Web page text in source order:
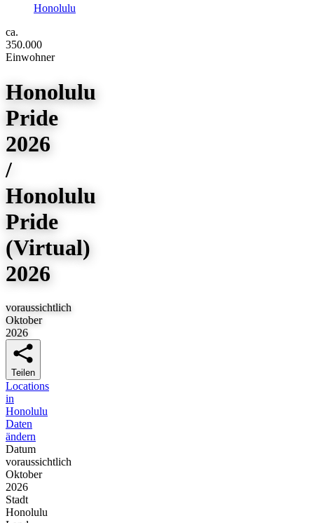
Honolulu
ca.
350.000
Einwohner
Honolulu
Pride
2026
/
Honolulu
Pride
(Virtual)
2026
voraussichtlich
Oktober
2026
Teilen
Locations
in
Honolulu
Daten
ändern
Datum
voraussichtlich
Oktober
2026
Stadt
Honolulu